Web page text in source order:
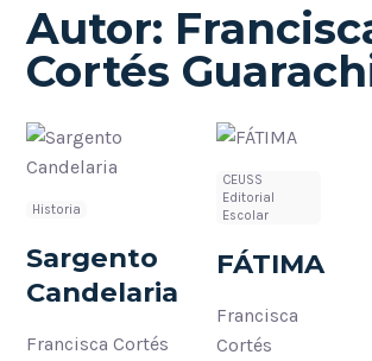
Autor:
Cortés
Historia
Sargento
Candelaria
Francisca Cortés
CEUSS
Editorial
Escolar
FÁTIMA
Francisca
Cortés